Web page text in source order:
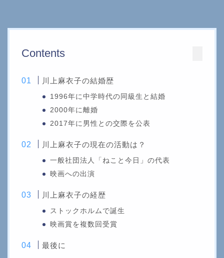
Contents
川上麻衣子の結婚歴
1996年に中学時代の同級生と結婚
2000年に離婚
2017年に男性との交際を公表
川上麻衣子の現在の活動は？
一般社団法人「ねこと今日」の代表
映画への出演
川上麻衣子の経歴
ストックホルムで誕生
映画賞を複数回受賞
最後に